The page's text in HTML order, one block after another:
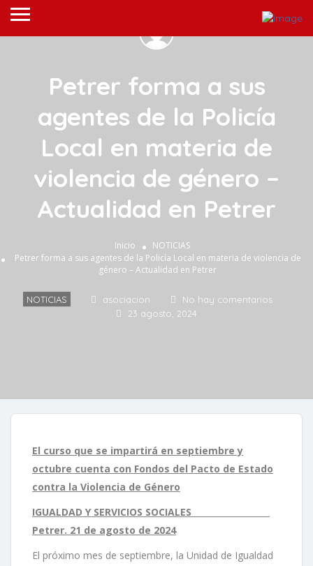
Petrer forma a sus
agentes de la Policía
Local en materia de
violencia de género –
Actualidad en Petrer
Inicio
NOTICIAS
Petrer forma a sus agentes de la Policía Local en materia de violencia de
género – Actualidad en Petrer
NOTICIAS asociacion
No hay comentarios
23 agosto, 2024
El curso que se impartirá en septiembre y
octubre cuenta con Fondos del Pacto de Estado
contra la Violencia de Género
IGUALDAD Y SERVICIOS SOCIALES
Petrer. 21 de agosto de 2024
El próximo mes de septiembre, la Unidad de Igualdad